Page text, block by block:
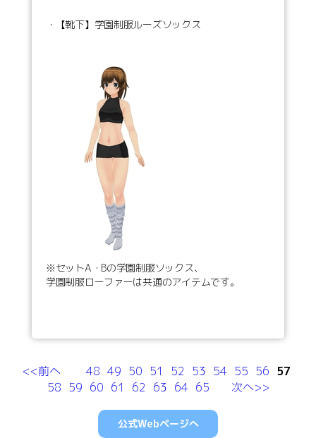
・【靴下】学園制服ルーズソックス
※セットA・Bの学園制服ソックス、
学園制服ローファーは共通のアイテムです。
<<前へ 48 49 50 51 52 53 54 55 56 57
58 59 60 61 62 63 64 65 次へ>>
公式Webページへ